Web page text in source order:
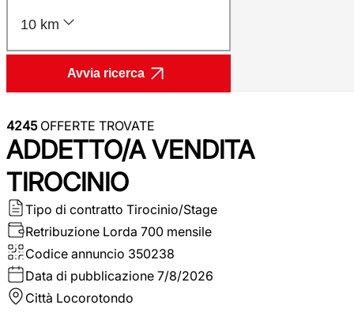
10 km
Avvia ricerca
4245OFFERTE TROVATE
ADDETTO/A VENDITA
TIROCINIO
Tipo di contratto Tirocinio/Stage
Retribuzione Lorda 700 mensile
Codice annuncio 350238
Data di pubblicazione 7/8/2026
Città Locorotondo